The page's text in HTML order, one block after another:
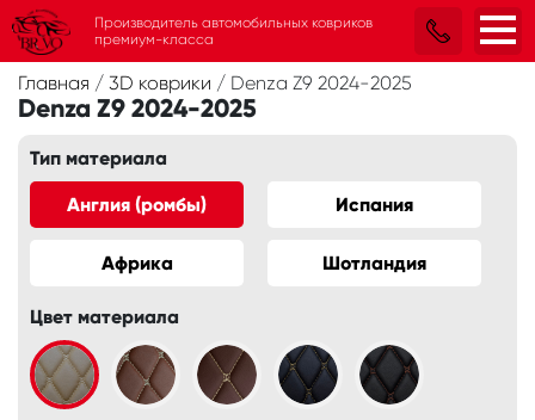
Главная / 3D коврики / Denza Z9 2024-2025
Denza Z9 2024-2025
Тип материала
Англия (ромбы) Испания
Африка Шотландия
Цвет материала
Производитель автомобильных ковриков
премиум-класса